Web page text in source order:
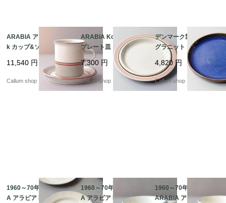
ARABIA アラビア asla
k カップ&ソーサー 7.5
cm高 アスラク 北欧食
器 フィンランド ヴィン
テージ アンティーク_it
11,540 円
Callum shop
ARABIA Koralli 20cm
プレート皿 アラビア コ
ラーリ コーラリ 北欧食
器 フィンランド 北欧
ヴィンテージ アンティ
ーク_it4255
7,300 円
Callum shop
デンマーク製 SOHOLM
グラニット 18cm プレ
ート お皿 スーホルム G
RANIT 北欧食器 北欧雑
貨 ヴィンテージ アンテ
ィーク_it4252
4,820 円
Callum shop
1960～70年代 ARABI
A アラビア Lilja 17cm
1960～70年代 ARABI
A アラビア Lilja カップ
1960～70年代 訳あり
ARABIA アラビア Lilja